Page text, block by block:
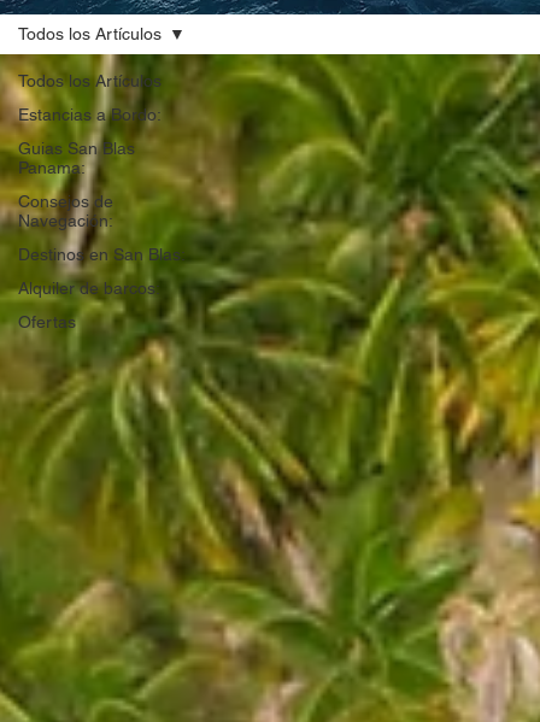
Todos los Artículos
Estancias a Bordo:
Guias San Blas
Panama:
Consejos de
Navegación:
Destinos en San Blas:
Alquiler de barcos:
Ofertas
Todos los Artículos